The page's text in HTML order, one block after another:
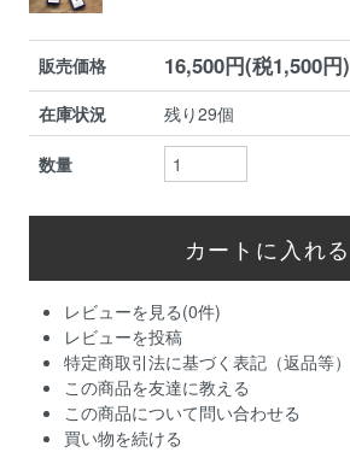
販売価格 16,500円(税1,500円)
在庫状況 残り29個
数量
レビューを見る(0件)
レビューを投稿
特定商取引法に基づく表記（返品等）
この商品を友達に教える
この商品について問い合わせる
買い物を続ける